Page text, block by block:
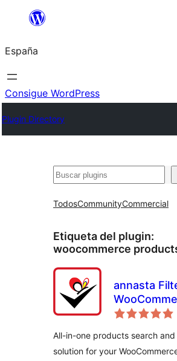
Saltar
contenido
España
Consigue WordPress
Plugin Directory
Buscar
TodosCommunityCommercial
Etiqueta del plugin:
woocommerce
annasta
All-in-one products search
solution for your